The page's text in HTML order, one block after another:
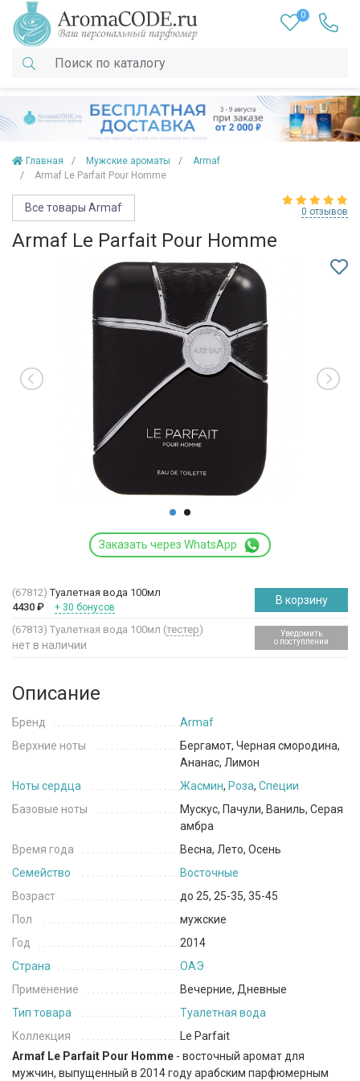
0
Главная Мужские ароматы
Armaf
Armaf Le Parfait Pour Homme
Все товары Armaf 0 отзывов
Armaf Le Parfait Pour Homme
Заказать через WhatsApp
(67812) Туалетная вода 100мл
4430 ₽ + 30 бонусов
В корзину
(67813) Туалетная вода 100мл (тестер)
нет в наличии
Уведомить
о поступлении
Описание
Бренд
Armaf
Верхние ноты
Бергамот, Черная смородина,
Ананас, Лимон
Ноты сердца
Жасмин, Роза, Специи
Базовые ноты
Мускус, Пачули, Ваниль, Серая
амбра
Время года
Весна, Лето, Осень
Семейство
Восточные
Возраст
до 25, 25-35, 35-45
Пол
мужские
Год
2014
Страна
ОАЭ
Применение
Вечерние, Дневные
Тип товара
Туалетная вода
Коллекция
Le Parfait
Armaf Le Parfait Pour Homme - восточный аромат для
мужчин, выпущенный в 2014 году арабским парфюмерным